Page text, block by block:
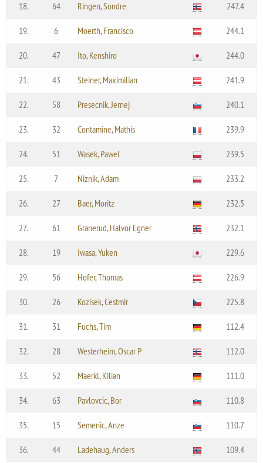
18. 64 Ringen, Sondre 247.4
19. 6 Moerth, Francisco 244.1
20. 47 Ito, Kenshiro 244.0
21. 43 Steiner, Maximilian 241.9
22. 58 Presecnik, Jernej 240.1
23. 32 Contamine, Mathis 239.9
24. 51 Wasek, Pawel 239.5
25. 7 Niznik, Adam 233.2
26. 27 Baer, Moritz 232.5
27. 61 Granerud, Halvor Egner 232.1
28. 19 Iwasa, Yuken 229.6
29. 56 Hofer, Thomas 226.9
30. 26 Kozisek, Cestmir 225.8
31. 31 Fuchs, Tim 112.4
32. 28 Westerheim, Oscar P 112.0
33. 52 Maerkl, Kilian 111.0
34. 63 Pavlovcic, Bor 110.8
35. 15 Semenic, Anze 110.7
36. 44 Ladehaug, Anders 109.4